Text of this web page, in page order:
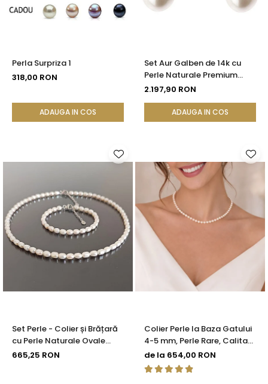
Perla Surpriza 1
318,00 RON
ADAUGA IN COS
Set Aur Galben de 14k cu
Perle Naturale Premium
Albe, Rare, Forma Lacrima,
2.197,90 RON
ADAUGA IN COS
Set Perle - Colier și Brățară
cu Perle Naturale Ovale
Albe 4/6 mm, Argint 925 |
665,25 RON
Colier Perle la Baza Gatului
4-5 mm, Perle Rare, Calitate
AAA+, Argint 925 |
KASKADDA®
de la 654,00 RON